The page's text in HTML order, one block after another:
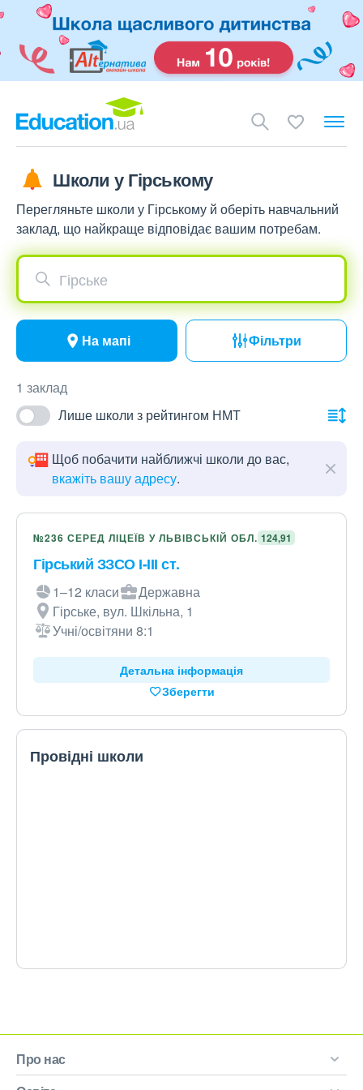
Школи у Гірському
Перегляньте школи у Гірському й оберіть навчальний
заклад, що найкраще відповідає вашим потребам.
Гірське
На мапі Фільтри
1 заклад
Лише школи з рейтингом НМТ
Щоб побачити найближчі школи до вас,
вкажіть вашу адресу.
№236 СЕРЕД ЛІЦЕЇВ У ЛЬВІВСЬКІЙ ОБЛ. 124,91
Гірський ЗЗСО І-ІІІ ст.
1–12 класи
Державна
Гірське, вул. Шкільна, 1
Учні/освітяни 8:1
Детальна інформація
Зберегти
Провідні школи
Про нас